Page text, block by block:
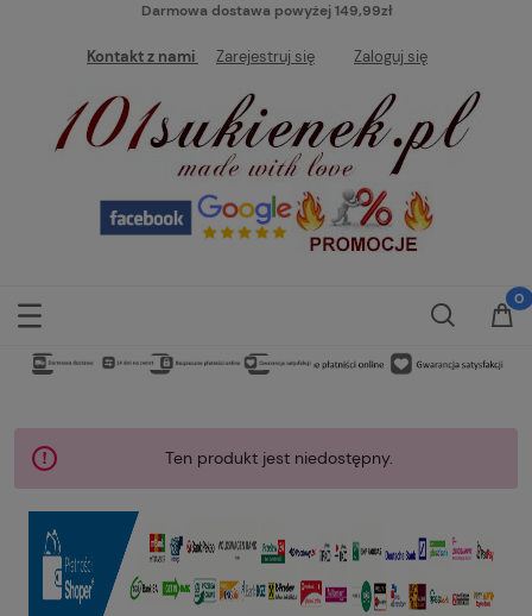
Darmowa dostawa powyżej 149,99zł
Kontakt z nami Zarejestruj się Zaloguj się
Ten produkt jest niedostępny.